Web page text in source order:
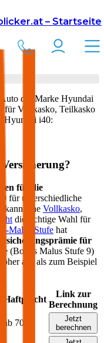
– Startseite
i40
der Marke Hyundai
für Vollkasko, Teilkasko
Hyundai i40:
für die
i40 für unterschiedliche
kann eine Vollkasko,
die richtige Wahl für
Malus Stufe hat
für
(Bonus Malus Stufe 9)
aus als zum Beispiel
Haftpflicht
Link zur
Berechnung
ab 70 €
Jetzt
berechnen